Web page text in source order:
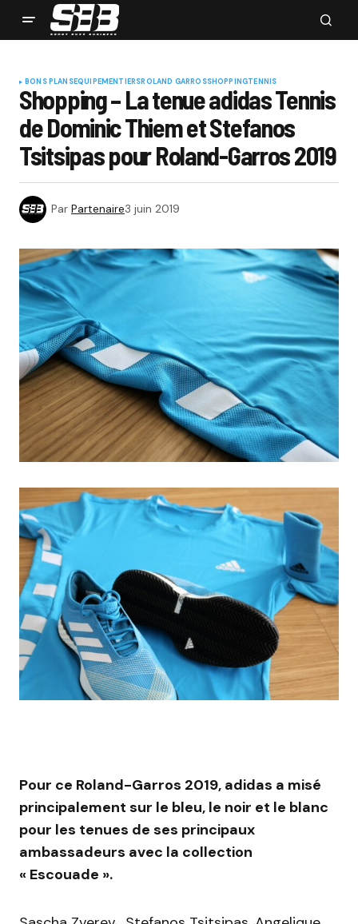
BONS PLANSEQUIPEMENTIERSROLAND GARROSSHOPPINGTENNIS
Shopping – La tenue adidas Tennis
de Dominic Thiem et Stefanos
Tsitsipas pour Roland-Garros 2019
Par Partenaire3 juin 2019
Pour ce Roland-Garros 2019, adidas a misé
principalement sur le bleu, le noir et le blanc
pour les tenues de ses principaux
ambassadeurs avec la collection
« Escouade ».